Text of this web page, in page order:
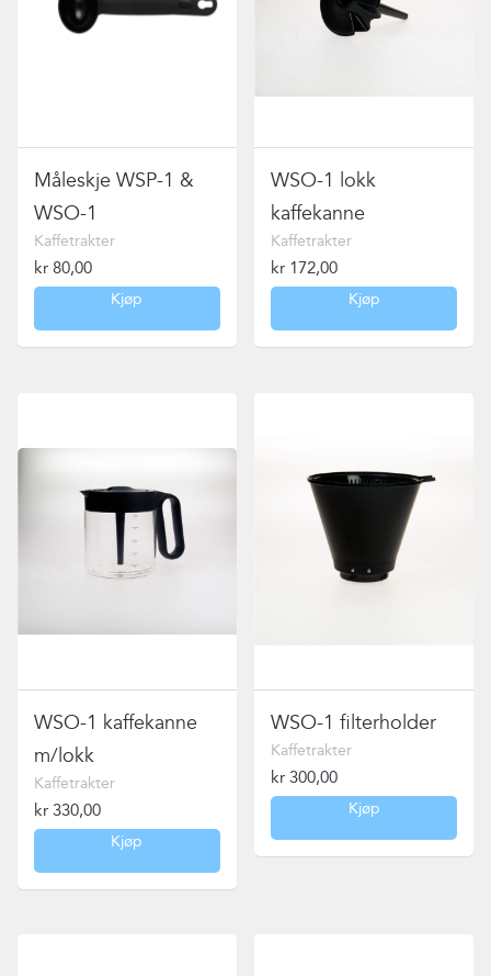
Måleskje WSP-1 &
WSO-1
Kaffetrakter
kr 80,00
Kjøp
WSO-1 lokk
kaffekanne
Kaffetrakter
kr 172,00
Kjøp
WSO-1 kaffekanne
m/lokk
Kaffetrakter
kr 330,00
Kjøp
WSO-1 filterholder
Kaffetrakter
kr 300,00
Kjøp